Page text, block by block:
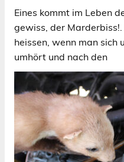
Eines kommt im Leben
gewiss, der
heissen, wenn man sich
umhört und nach den